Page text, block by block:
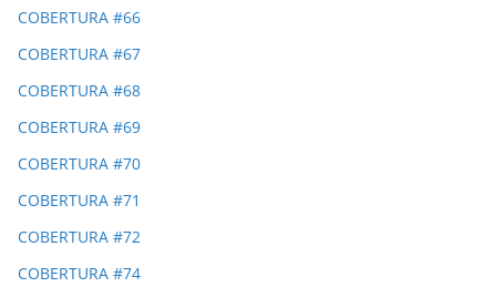
COBERTURA #66
COBERTURA #67
COBERTURA #68
COBERTURA #69
COBERTURA #70
COBERTURA #71
COBERTURA #72
COBERTURA #74